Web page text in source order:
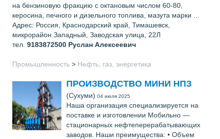
на бензиновую фракцию с октановым числом 60-80,
керосина, печного и дизельного топлива, мазута марки ...
Адрес: Россия, Краснодарский край, Тимашевск,
микрорайон Западный, Заводская улица, 22Л
тел. 9183872500 Руслан Алексеевич
Промышленность > Нефть, газ, энергетика
ПРОИЗВОДСТВО МИНИ НПЗ
(Сухуми) 04 июля 2025
Наша организация специализируется на
поставке и изготовлении Мобильно —
стационарных нефтеперерабатывающих
заводов. Наши преимущества: • Объем